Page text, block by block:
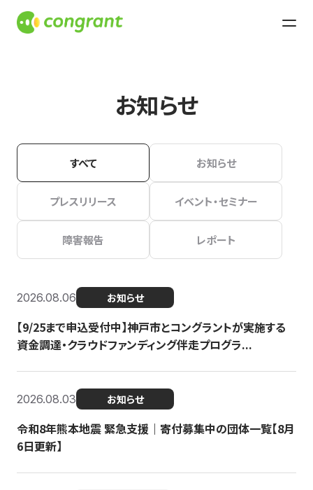
お知らせ
すべて お知らせ
プレスリリース イベント・セミナー
障害報告 レポート
2026.08.06 お知らせ
【9/25まで申込受付中】神戸市とコングラントが実施する
資金調達・クラウドファンディング伴走プログラ...
2026.08.03 お知らせ
令和8年熊本地震 緊急支援｜寄付募集中の団体一覧【8月
6日更新】